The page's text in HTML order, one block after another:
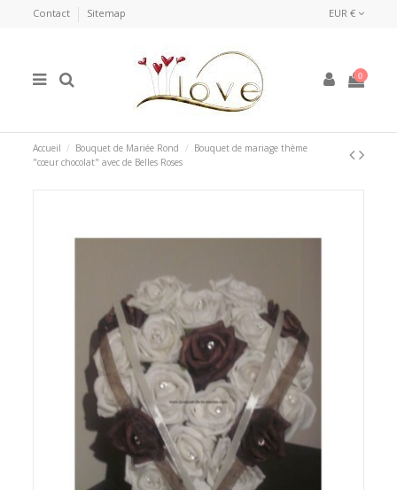
Contact Sitemap EUR €
0
Accueil Bouquet de Mariée Rond
Bouquet de mariage thème
"cœur chocolat" avec de Belles Roses